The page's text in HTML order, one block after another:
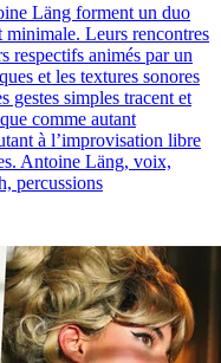
Läng forment un duo
Leurs rencontres
respectifs animés par un
et les textures sonores
gestes simples tracent et
comme autant
à l’improvisation libre
Antoine Läng, voix,
percussions